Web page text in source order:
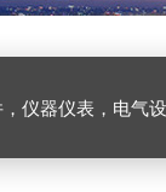
仪器仪表，电气